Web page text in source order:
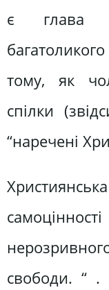
є глава
тому, як
спілки
“наречені
свободи. “ .